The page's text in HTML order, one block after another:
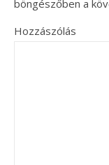
böngészőben a
Hozzászólás